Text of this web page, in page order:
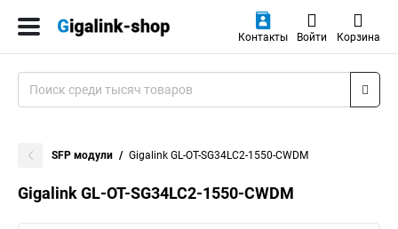
Контакты Войти Корзина
SFP модули Gigalink GL-OT-SG34LC2-1550-CWDM
Gigalink GL-OT-SG34LC2-1550-CWDM